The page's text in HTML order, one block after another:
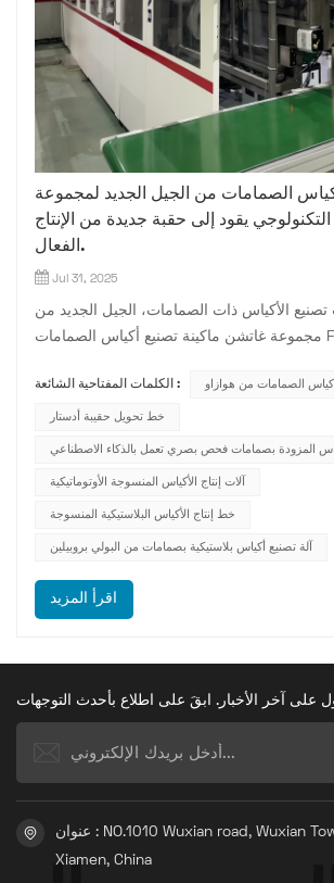
الصمامات من الجيل الجديد لمجموعة
يقود إلى حقبة جديدة من الإنتاج
الفعال.
Jul 31, 2025
الأكياس ذات الصمامات، الجيل الجديد من
مجموعة غاتشن ماكينة تصنيع أكياس الصمامات FK008-IIIبفضل
لا تكتفي بتجاوز القيود التقليدية في العمليات
الكلمات المفتاحية الشائعة : أكياس الصمامات من هوازاو
خط تحويل حقيبة أدستار
المزودة بصمامات فحص بصري تعمل بالذكاء الاصطناعي
آلات إنتاج الأكياس المنسوجة الأوتوماتيكية
خط إنتاج الأكياس البلاستيكية المنسوجة
آلة تصنيع أكياس بلاستيكية بصمامات من البولي بروبيلين
اقرأ المزيد
عنوان : NO.1010 Wuxian road, Wuxian Town Tong'an District,
Xiamen, China